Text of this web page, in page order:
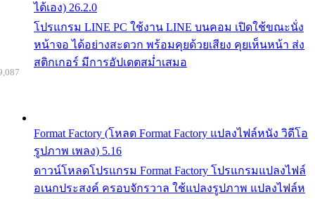
ได้เอง) 26.2.0
โปรแกรม LINE PC ใช้งาน LINE บนคอม เปิดใช้ขณะนั่ง
หน้าจอ ได้อย่างสะดวก พร้อมคุยด้วยเสียง คุยเห็นหน้า ส่ง
สติกเกอร์ มีการอัปเดตสม่ำเสมอ
Format Factory (โหลด Format Factory แปลงไฟล์หนัง วิดีโอ
รูปภาพ เพลง) 5.16
ดาวน์โหลดโปรแกรม Format Factory โปรแกรมแปลงไฟล์
อเนกประสงค์ ครอบจักรวาล ใช้แปลงรูปภาพ แปลงไฟล์ห